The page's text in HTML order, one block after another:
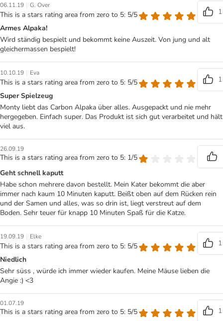
06.11.19 | G. Over
This is a stars rating area from zero to 5: 5/5
1
Armes Alpaka!
Wird ständig bespielt und bekommt keine Auszeit. Von jung und alt
gleichermassen bespielt!
10.10.19 | Eva
This is a stars rating area from zero to 5: 5/5
1
Super Spielzeug
Monty liebt das Carbon Alpaka über alles. Ausgepackt und nie mehr
hergegeben. Einfach super. Das Produkt ist sich gut verarbeitet und hält
viel aus.
26.09.19
This is a stars rating area from zero to 5: 1/5
Geht schnell kaputt
Habe schon mehrere davon bestellt. Mein Kater bekommt die aber
immer nach kaum 10 Minuten kaputt. Beißt oben auf dem Rücken rein
und der Samen und alles, was so drin ist, liegt verstreut auf dem
Boden. Sehr teuer für knapp 10 Minuten Spaß für die Katze.
19.09.19 | Elke
This is a stars rating area from zero to 5: 5/5
1
Niedlich
Sehr süss , würde ich immer wieder kaufen. Meine Mäuse lieben die
Angie :) <3
01.07.19
This is a stars rating area from zero to 5: 5/5 1